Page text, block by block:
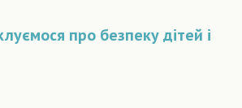
про безпеку дітей і